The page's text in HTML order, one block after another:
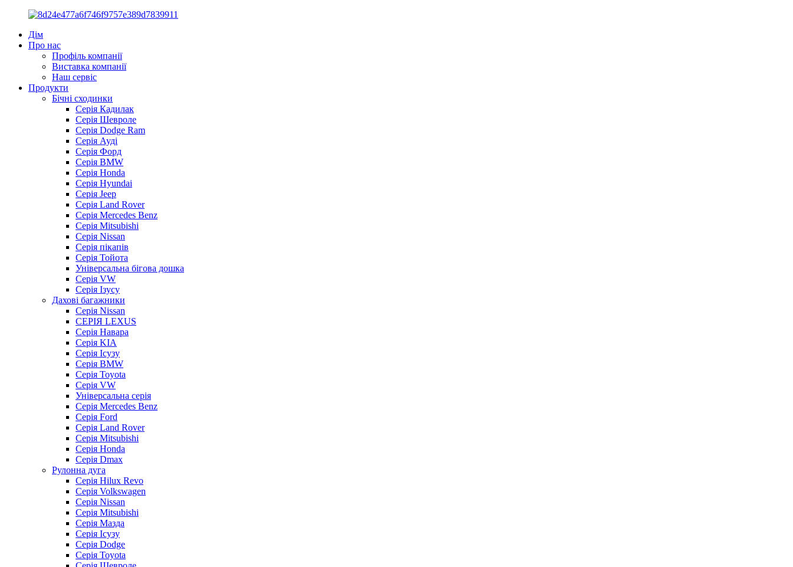
Дім
Про нас
Профіль компанії
Виставка компанії
Наш сервіс
Продукти
Бічні сходинки
Серія Кадилак
Серія Шевроле
Серія Dodge Ram
Серія Ауді
Серія Форд
Серія BMW
Серія Honda
Серія Hyundai
Серія Jeep
Серія Land Rover
Серія Mercedes Benz
Серія Mitsubishi
Серія Nissan
Серія пікапів
Серія Тойота
Універсальна бігова дошка
Серія VW
Серія Ізусу
Дахові багажники
Серія Nissan
СЕРІЯ LEXUS
Серія Навара
Серія KIA
Серія Ісузу
Серія BMW
Серія Toyota
Серія VW
Універсальна серія
Серія Mercedes Benz
Серія Ford
Серія Land Rover
Серія Mitsubishi
Серія Honda
Серія Dmax
Рулонна дуга
Серія Hilux Revo
Серія Volkswagen
Серія Nissan
Серія Mitsubishi
Серія Мазда
Серія Ісузу
Серія Dodge
Серія Toyota